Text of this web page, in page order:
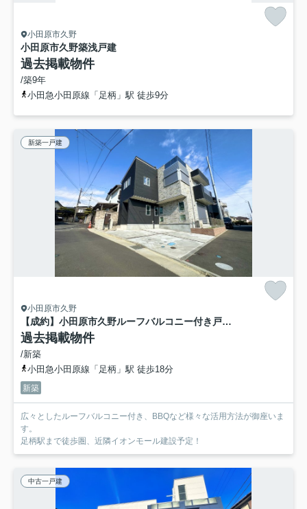
小田原市久野
小田原市久野築浅戸建
過去掲載物件
/築9年
小田急小田原線「足柄」駅 徒歩9分
新築一戸建
小田原市久野
【成約】小田原市久野ルーフバルコニー付き戸建て
過去掲載物件
/新築
小田急小田原線「足柄」駅 徒歩18分
新築
広々としたルーフバルコニー付き、BBQなど様々な活用方法が御座いま
す。
足柄駅まで徒歩圏、近隣イオンモール建設予定！
中古一戸建